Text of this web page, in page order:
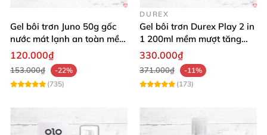
Gel bôi trơn Juno 50g gốc
nước mát lạnh an toàn mềm
mại
120.000₫
153.000₫
-22%
(735)
DUREX
Gel bôi trơn Durex Play 2 in
1 200ml mềm mượt tăng
khoái cảm
330.000₫
371.000₫
-11%
(173)